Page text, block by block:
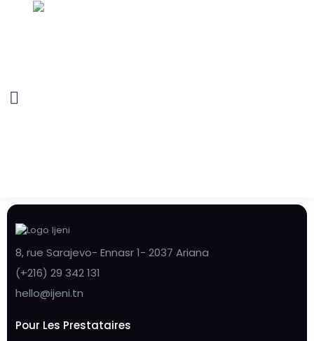
8, rue Sarajevo- Ennasr 1- 2037 Ariana
(+216) 29 342 131
hello@ijeni.tn
Pour Les Prestataires